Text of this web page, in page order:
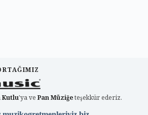
Kutlu'ya ve Pan Müziğeteşekkür ederiz.